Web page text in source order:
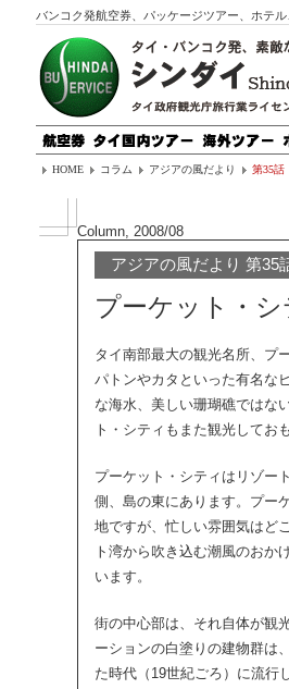
バンコク発航空券、パッケージツアー、ホテ
HOME コラム アジアの風だより 第35話
Column, 2008/08
アジアの風だより 第35
プーケット・
タイ南部最大の観光名所、プ
パトンやカタといった有名な
な海水、美しい珊瑚礁ではな
ト・シティもまた観光してお
プーケット・シティはリゾー
側、島の東にあります。プー
地ですが、忙しい雰囲気はど
ト湾から吹き込む潮風のおか
います。
街の中心部は、それ自体が観
ーションの白塗りの建物群は
た時代（19世紀ごろ）に流行